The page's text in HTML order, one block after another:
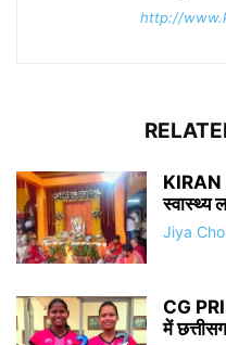
http://
KIRAN
स्वास्थ्य
Jiya
CG
में